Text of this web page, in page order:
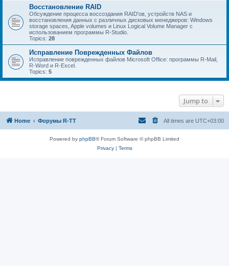
Восстановление RAID
Обсуждение процесса воссоздания RAID'ов, устройств NAS и
восстановления данных с различных дисковых менеджеров: Windows
storage spaces, Apple volumes и Linux Logical Volume Manager с
использованием программы R-Studio.
Topics: 28
Исправление Поврежденных Файлов
Исправление поврежденных файлов Microsoft Office: программы R-Mail,
R-Word и R-Excel.
Topics: 5
Jump to
Home Форумы R-TT All times are UTC+03:00
Powered by phpBB® Forum Software © phpBB Limited
Privacy| Terms